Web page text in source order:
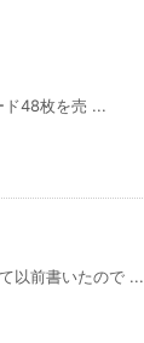
ド48枚を売 ...
以前書いたので ...